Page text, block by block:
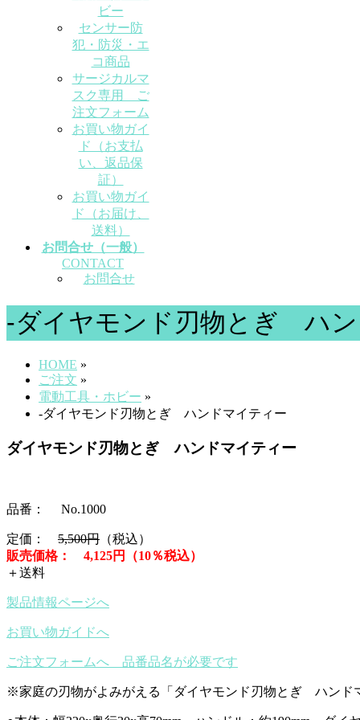
ビー
センサー防
犯・防災・エ
コ商品
サージカルマ
スク専用 ご
注文フォーム
お買い物ガイ
ド（お支払
い、返品保
証）
お買い物ガイ
ド（お届け、
送料）
お問合せ（一般）
CONTACT
お問合せ
-ダイヤモンド刃物とぎ ハン
HOME »
ご注文 »
電動工具・ホビー »
-ダイヤモンド刃物とぎ ハンドマイティー
ダイヤモンド刃物とぎ ハンドマイティー
品番： No.1000
定価： 5,500円 （税込）
販売価格： 4,125円（10％税込）
＋送料
製品情報ページへ
お買い物ガイドへ
ご注文フォームへ 品番品名が必要です
※家庭の刃物がよみがえる「ダイヤモンド刃物とぎ ハンド